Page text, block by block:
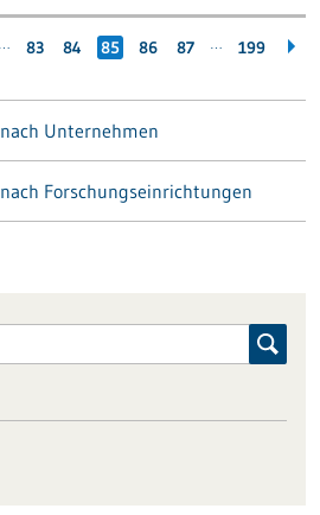
… 83 84 85 86 87 … 199
Unternehmen
Forschungseinrichtungen